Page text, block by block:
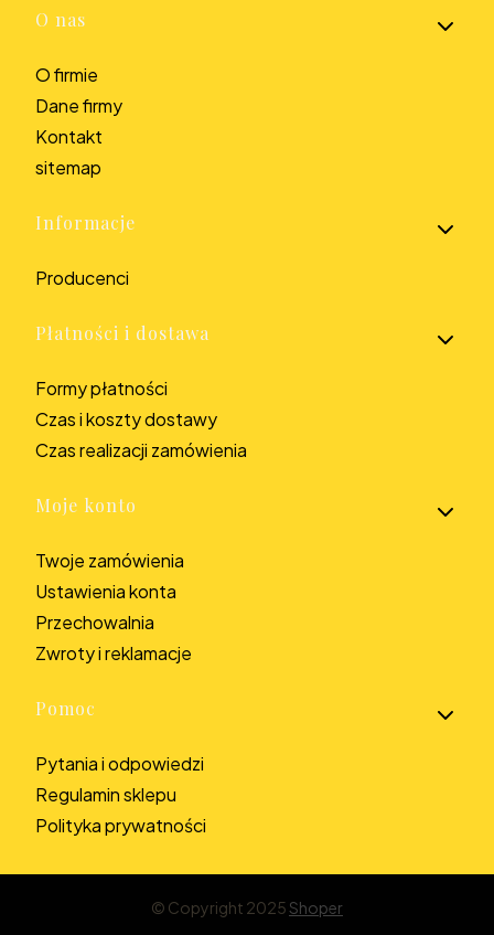
Linki w stopce
O nas
O firmie
Dane firmy
Kontakt
sitemap
Informacje
Producenci
Płatności i dostawa
Formy płatności
Czas i koszty dostawy
Czas realizacji zamówienia
Moje konto
Twoje zamówienia
Ustawienia konta
Przechowalnia
Zwroty i reklamacje
Pomoc
Pytania i odpowiedzi
Regulamin sklepu
Polityka prywatności
© Copyright 2025Shoper